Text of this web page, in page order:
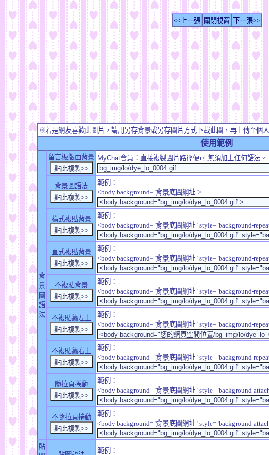
<<上一張 關閉視窗 下一張>>
※若是網友喜歡此圖片，請用另存背景或另存圖片方式下載此圖，再上傳至個
使用範例
背
景
圖
語
法
留言板版面背景 MyChat會員：直接複製圖片路徑便可,無須加上任何語法。
背景圖語法
範例：
<body background="背景底圖網址">
橫式複貼背景
範例：
<body background="背景底圖網址" style="background-
直式複貼背景
範例：
<body background="背景底圖網址" style="background-
不複貼背景
範例：
<body background="背景底圖網址" style="background-
不複貼靠左上
範例：
<body background="背景底圖網址" style="background-
不複貼靠右上
範例：
<body background="背景底圖網址" style="background-
隨拉頁捲動
範例：
<body background="背景底圖網址" style="background-
不隨拉頁捲動
範例：
<body background="背景底圖網址" style="background-
貼
範例：